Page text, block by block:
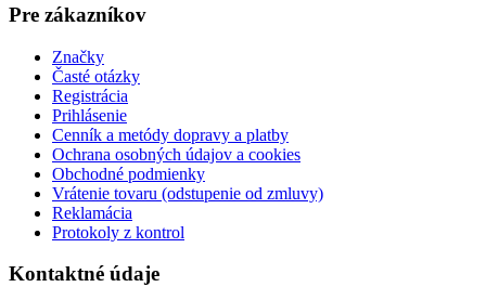
Pre zákazníkov
Značky
Časté otázky
Registrácia
Prihlásenie
Cenník a metódy dopravy a platby
Ochrana osobných údajov a cookies
Obchodné podmienky
Vrátenie tovaru (odstupenie od zmluvy)
Reklamácia
Protokoly z kontrol
Kontaktné údaje